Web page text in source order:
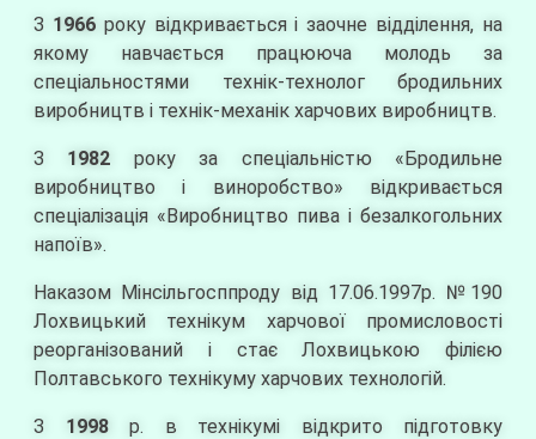
З 1966року відкривається і заочне відділення, на
якому навчається працююча молодь за
спеціальностями технік-технолог бродильних
виробництв і технік-механік харчових виробництв.
З 1982 року за спеціальністю «Бродильне
виробництво і виноробство» відкривається
спеціалізація «Виробництво пива і безалкогольних
напоїв».
Наказом Мінсільгосппроду від 17.06.1997р. №190
Лохвицький технікум харчової промисловості
реорганізований і стає Лохвицькою філією
Полтавського технікуму харчових технологій.
З 1998р. в технікумі відкрито підготовку